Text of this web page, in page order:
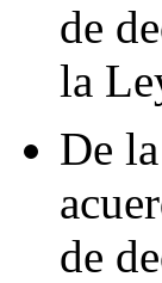
de
la
De
de